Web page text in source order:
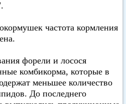
частота кормления
форели и лосося
комбикорма, которые в
меньшее количество
До последнего